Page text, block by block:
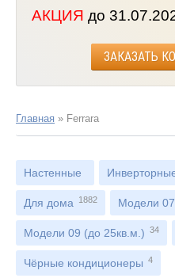
АКЦИЯ до
ЗАКАЗАТЬ
Главная » Ferrara
Настенные
Для дома 1882 Модели
Модели 09 (до 25кв.м.) 34
Чёрные кондиционеры 4